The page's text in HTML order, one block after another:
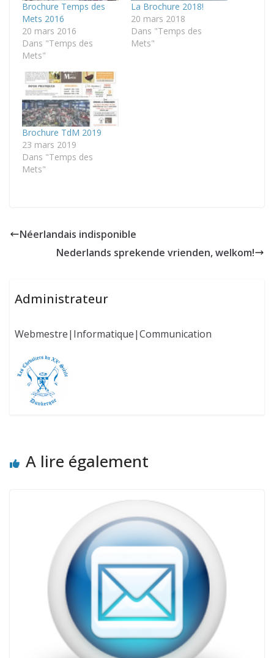
Brochure Temps des
Mets 2016
20 mars 2016
Dans "Temps des
Mets"
La Brochure 2018!
20 mars 2018
Dans "Temps des
Mets"
Brochure TdM 2019
23 mars 2019
Dans "Temps des
Mets"
Néerlandais indisponible
Nederlands sprekende vrienden, welkom!
Administrateur
Webmestre|Informatique|Communication
A lire également